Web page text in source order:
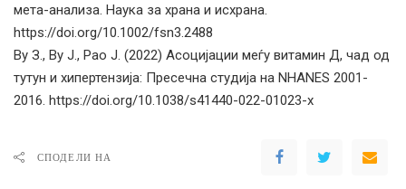
мета-анализа. Наука за храна и исхрана.
https://doi.org/10.1002/fsn3.2488
Ву З., Ву Ј., Рао Ј. (2022) Асоцијации меѓу витамин Д, чад од
тутун и хипертензија: Пресечна студија на NHANES 2001-
2016. https://doi.org/10.1038/s41440-022-01023-x
СПОДЕЛИ НА